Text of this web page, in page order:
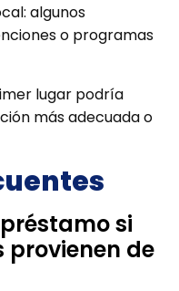
algunos
o programas
lugar podría
más adecuada o
si
provienen de